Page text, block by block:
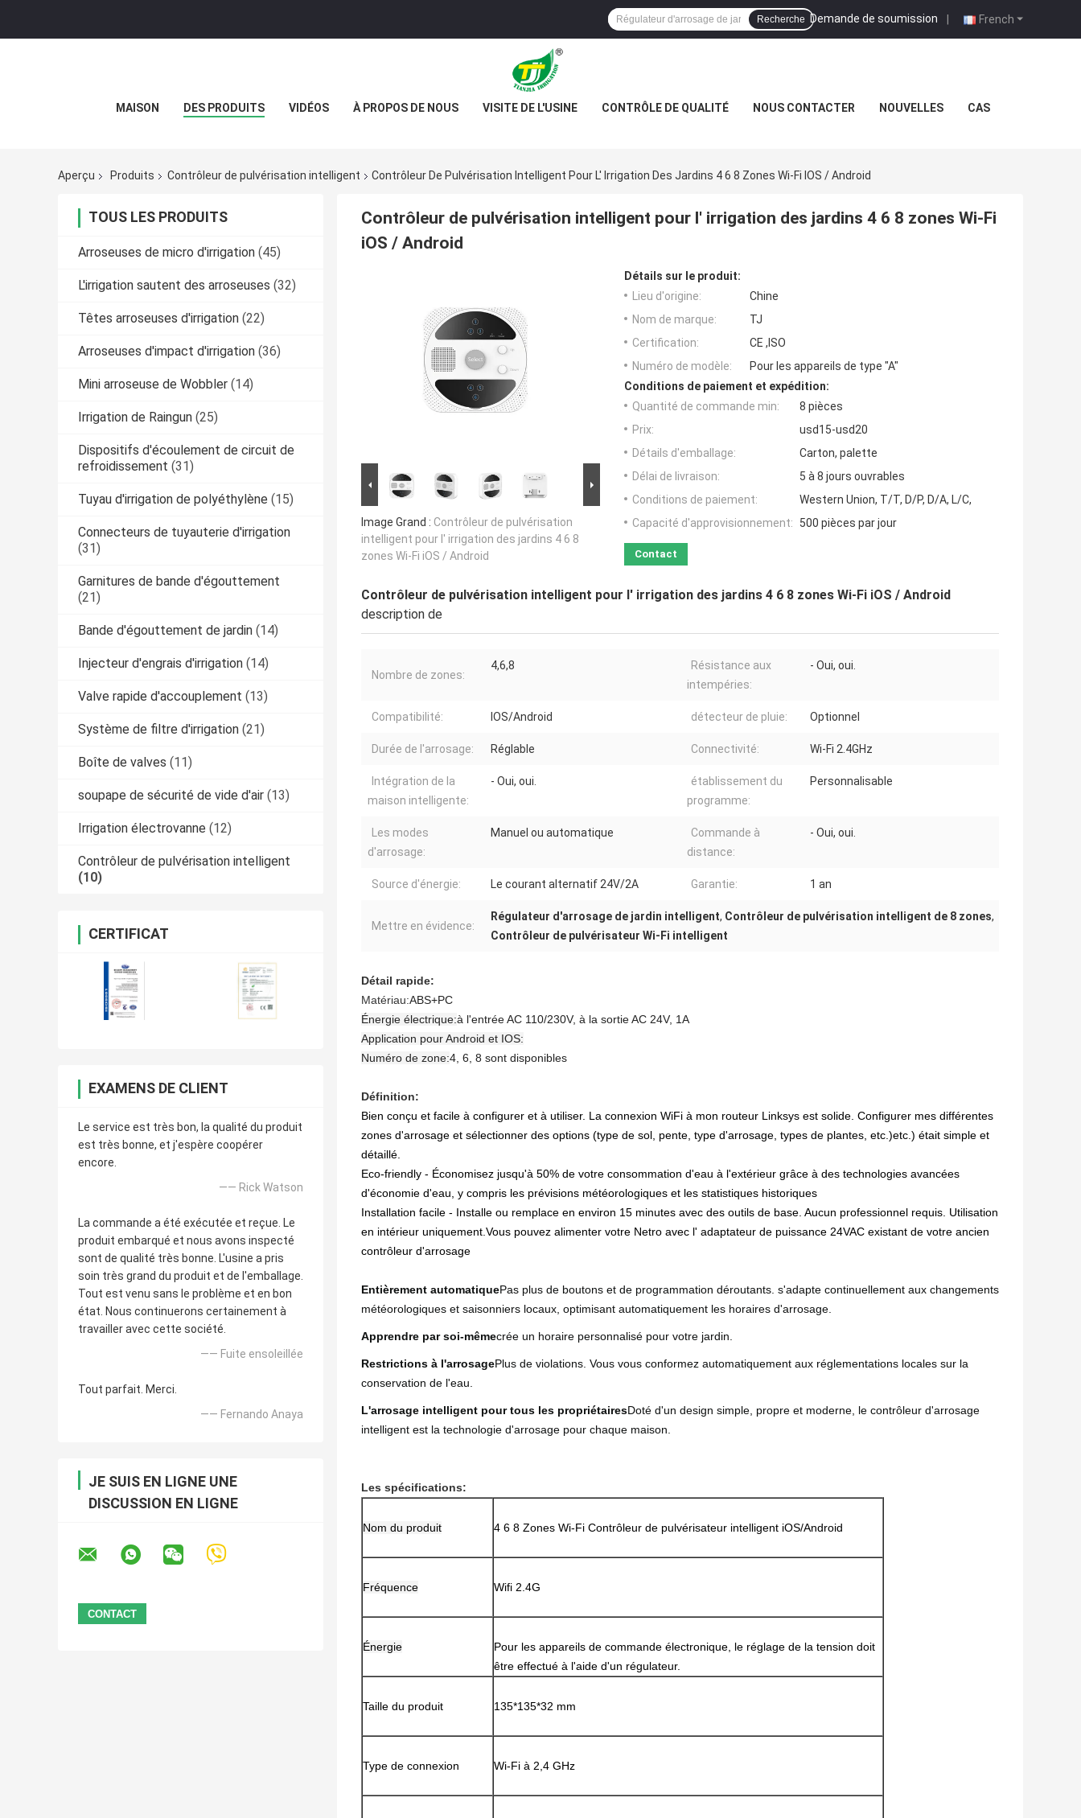
French
Demande de soumission |
Recherche
MAISON DES PRODUITS VIDÉOS À PROPOS DE NOUS VISITE DE L'USINE CONTRÔLE DE QUALITÉ NOUS CONTACTER NOUVELLES CAS
Aperçu Produits Contrôleur de pulvérisation intelligent Contrôleur De Pulvérisation Intelligent Pour L' Irrigation Des Jardins 4 6 8 Zones Wi-Fi IOS / Android
TOUS LES PRODUITS
Arroseuses de micro d'irrigation (45)
L'irrigation sautent des arroseuses (32)
Têtes arroseuses d'irrigation (22)
Arroseuses d'impact d'irrigation (36)
Mini arroseuse de Wobbler (14)
Irrigation de Raingun (25)
Dispositifs d'écoulement de circuit de
refroidissement (31)
Tuyau d'irrigation de polyéthylène (15)
Connecteurs de tuyauterie d'irrigation
(31)
Garnitures de bande d'égouttement
(21)
Bande d'égouttement de jardin (14)
Injecteur d'engrais d'irrigation (14)
Valve rapide d'accouplement (13)
Système de filtre d'irrigation (21)
Boîte de valves (11)
soupape de sécurité de vide d'air (13)
Irrigation électrovanne (12)
Contrôleur de pulvérisation intelligent
(10)
CERTIFICAT
EXAMENS DE CLIENT
Le service est très bon, la qualité du produit
est très bonne, et j'espère coopérer
encore.
—— Rick Watson
La commande a été exécutée et reçue. Le
produit embarqué et nous avons inspecté
sont de qualité très bonne. L'usine a pris
soin très grand du produit et de l'emballage.
Tout est venu sans le problème et en bon
état. Nous continuerons certainement à
travailler avec cette société.
—— Fuite ensoleillée
Tout parfait. Merci.
—— Fernando Anaya
JE SUIS EN LIGNE UNE
DISCUSSION EN LIGNE
Contrôleur de pulvérisation intelligent pour l' irrigation des jardins 4 6 8 zones Wi-Fi
iOS / Android
Image Grand : Contrôleur de pulvérisation
intelligent pour l' irrigation des jardins 4 6 8
zones Wi-Fi iOS / Android
Détails sur le produit:
Lieu d'origine:
Chine
Nom de marque:
TJ
Certification:
CE ,ISO
Numéro de modèle:
Pour les appareils de type "A"
Conditions de paiement et expédition:
Quantité de commande min:
8 pièces
Prix:
usd15-usd20
Détails d'emballage:
Carton, palette
Délai de livraison:
5 à 8 jours ouvrables
Conditions de paiement:
Western Union, T/T, D/P, D/A, L/C,
Capacité d'approvisionnement:
500 pièces par jour
Contact
Contrôleur de pulvérisation intelligent pour l' irrigation des jardins 4 6 8 zones Wi-Fi iOS / Android
description de
Nombre de zones:
4,6,8
Résistance aux
intempéries:
- Oui, oui.
Compatibilité: IOS/Android détecteur de pluie: Optionnel
Durée de l'arrosage: Réglable Connectivité: Wi-Fi 2.4GHz
Intégration de la
maison intelligente:
- Oui, oui.
établissement du
programme:
Personnalisable
Les modes
d'arrosage:
Manuel ou automatique
Commande à
distance:
- Oui, oui.
Source d'énergie: Le courant alternatif 24V/2A Garantie: 1 an
Mettre en évidence:
Régulateur d'arrosage de jardin intelligent, Contrôleur de pulvérisation intelligent de 8 zones,
Contrôleur de pulvérisateur Wi-Fi intelligent
Détail rapide:
Matériau:ABS+PC
Énergie électrique:à l'entrée AC 110/230V, à la sortie AC 24V, 1A
Application pour Android et IOS:
Numéro de zone:4, 6, 8 sont disponibles
Définition:
Bien conçu et facile à configurer et à utiliser. La connexion WiFi à mon routeur Linksys est solide. Configurer mes différentes
zones d'arrosage et sélectionner des options (type de sol, pente, type d'arrosage, types de plantes, etc.)etc.) était simple et
détaillé.
Eco-friendly - Économisez jusqu'à 50% de votre consommation d'eau à l'extérieur grâce à des technologies avancées
d'économie d'eau, y compris les prévisions météorologiques et les statistiques historiques
Installation facile - Installe ou remplace en environ 15 minutes avec des outils de base. Aucun professionnel requis. Utilisation
en intérieur uniquement.Vous pouvez alimenter votre Netro avec l' adaptateur de puissance 24VAC existant de votre ancien
contrôleur d'arrosage
Entièrement automatiquePas plus de boutons et de programmation déroutants. s'adapte continuellement aux changements
météorologiques et saisonniers locaux, optimisant automatiquement les horaires d'arrosage.
Apprendre par soi-mêmecrée un horaire personnalisé pour votre jardin.
Restrictions à l'arrosagePlus de violations. Vous vous conformez automatiquement aux réglementations locales sur la
conservation de l'eau.
L'arrosage intelligent pour tous les propriétairesDoté d'un design simple, propre et moderne, le contrôleur d'arrosage
intelligent est la technologie d'arrosage pour chaque maison.
Les spécifications:
Nom du produit 4 6 8 Zones Wi-Fi Contrôleur de pulvérisateur intelligent iOS/Android
Fréquence Wifi 2.4G
Énergie
Pour les appareils de commande électronique, le réglage de la tension doit
être effectué à l'aide d'un régulateur.
Taille du produit 135*135*32 mm
Type de connexion Wi-Fi à 2,4 GHz